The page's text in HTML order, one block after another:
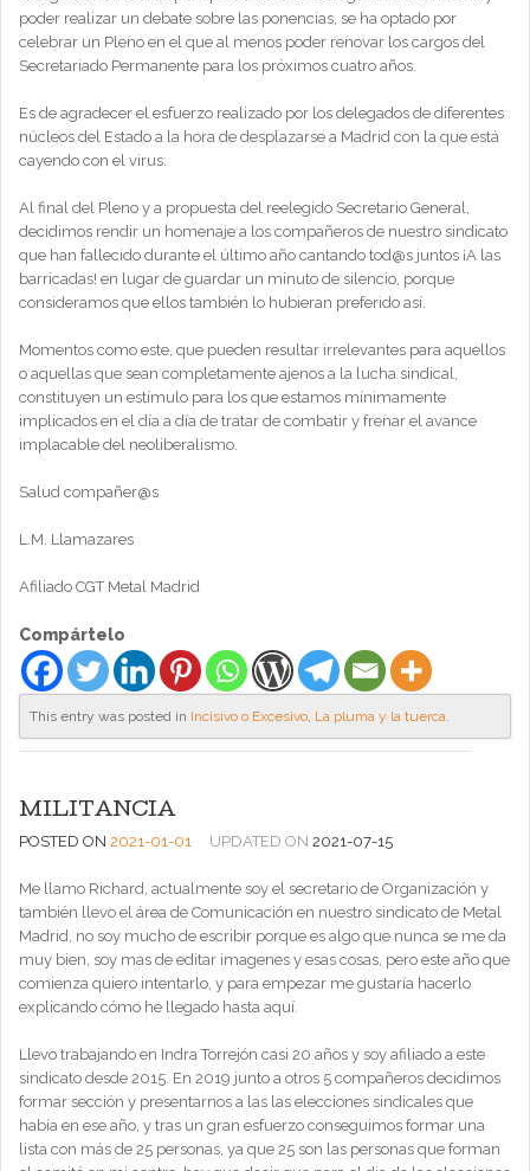
poder realizar un debate sobre las ponencias, se ha optado por
celebrar un Pleno en el que al menos poder renovar los cargos del
Secretariado Permanente para los próximos cuatro años.
Es de agradecer el esfuerzo realizado por los delegados de diferentes
núcleos del Estado a la hora de desplazarse a Madrid con la que está
cayendo con el virus.
Al final del Pleno y a propuesta del reelegido Secretario General,
decidimos rendir un homenaje a los compañeros de nuestro sindicato
que han fallecido durante el último año cantando tod@s juntos ¡A las
barricadas! en lugar de guardar un minuto de silencio, porque
consideramos que ellos también lo hubieran preferido así.
Momentos como este, que pueden resultar irrelevantes para aquellos
o aquellas que sean completamente ajenos a la lucha sindical,
constituyen un estímulo para los que estamos mínimamente
implicados en el día a día de tratar de combatir y frenar el avance
implacable del neoliberalismo.
Salud compañer@s
L.M. Llamazares
Afiliado CGT Metal Madrid
Compártelo
This entry was posted in Incisivo o Excesivo La pluma y la tuerca
MILITANCIA
POSTED ON 2021-01-01 UPDATED ON 2021-07-15
Me llamo Richard, actualmente soy el secretario de Organización y
también llevo el área de Comunicación en nuestro sindicato de Metal
Madrid, no soy mucho de escribir porque es algo que nunca se me da
muy bien, soy mas de editar imagenes y esas cosas, pero este año que
comienza quiero intentarlo, y para empezar me gustaría hacerlo
explicando cómo he llegado hasta aquí.
Llevo trabajando en Indra Torrejón casi 20 años y soy afiliado a este
sindicato desde 2015. En 2019 junto a otros 5 compañeros decidimos
formar sección y presentarnos a las las elecciones sindicales que
había en ese año, y tras un gran esfuerzo conseguimos formar una
lista con más de 25 personas, ya que 25 son las personas que forman